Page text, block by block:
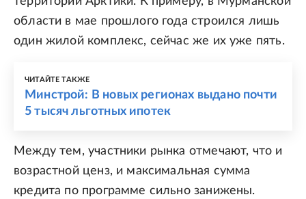
области в мае прошлого года строился лишь
один жилой комплекс, сейчас же их уже пять.
ЧИТАЙТЕ ТАКЖЕ
Минстрой: В новых регионах выдано почти
5 тысяч льготных ипотек
Между тем, участники рынка отмечают, что и
возрастной ценз, и максимальная сумма
кредита по программе сильно занижены.